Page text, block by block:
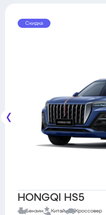
Скидка
HONGQI HS5
Бензин Китай Кроссовер